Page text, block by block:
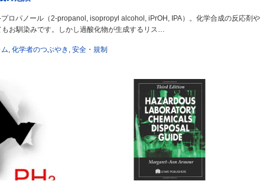
ロパノール（2-propanol, isopropyl alcohol, iPrOH, IPA）。化学合成の反応剤や
お馴染みです。しかし過酸化物が生成するリス…
, 化学者のつぶやき , 安全・規制